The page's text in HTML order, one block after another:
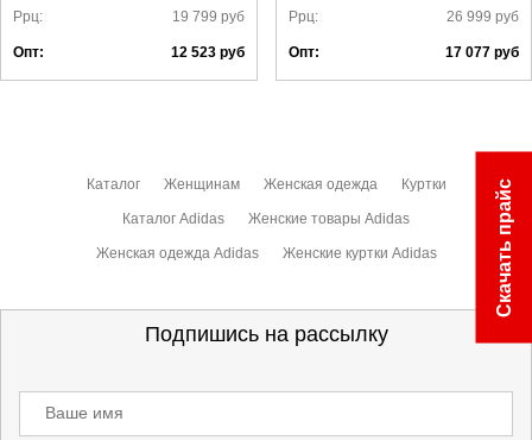
Ррц:
19 799 руб
Опт: 12 523руб
Ррц:
26 999 руб
Опт: 17 077 руб
Каталог Женщинам Женская одежда Куртки
Каталог Adidas Женские товары Adidas
Женская одежда Adidas Женские куртки Adidas
Подпишись на рассылку
Ваше имя
Скачать прайс